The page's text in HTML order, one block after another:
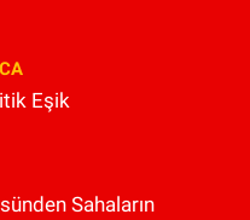
Eşik
Sahaların